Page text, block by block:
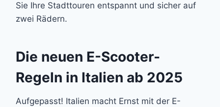
Sie Ihre Stadttouren entspannt und sicher auf
zwei Rädern.
Die neuen E-Scooter-
Regeln in Italien ab 2025
Aufgepasst! Italien macht Ernst mit der E-